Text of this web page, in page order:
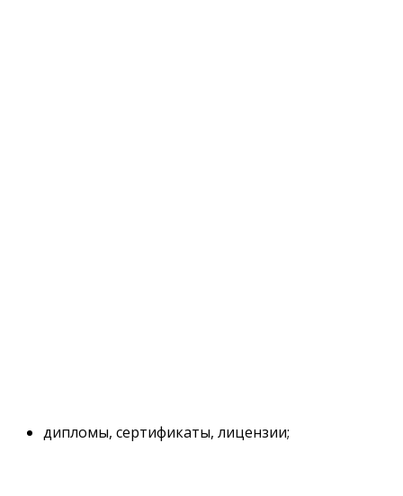
дипломы, сертификаты, лицензии;